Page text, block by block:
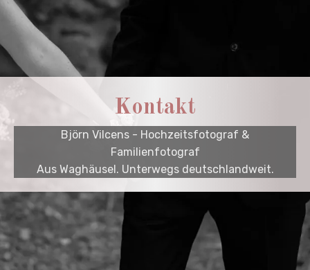
Kontakt
Björn Vilcens - Hochzeitsfotograf &
Familienfotograf
Aus Waghäusel. Unterwegs deutschlandweit.